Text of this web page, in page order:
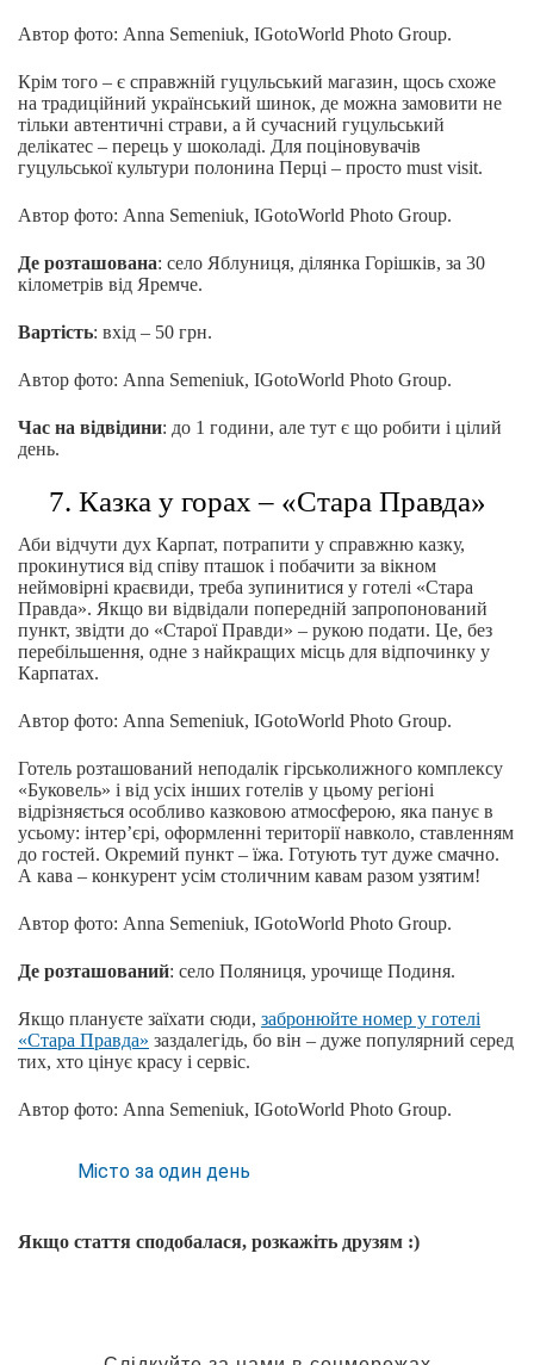
Автор фото: Anna Semeniuk, IGotoWorld Photo Group.
Крім того – є справжній гуцульський магазин, щось схоже
на традиційний український шинок, де можна замовити не
тільки автентичні страви, а й сучасний гуцульський
делікатес – перець у шоколаді. Для поціновувачів
гуцульської культури полонина Перці – просто must visit.
Автор фото: Anna Semeniuk, IGotoWorld Photo Group.
Де розташована: село Яблуниця, ділянка Горішків, за 30
кілометрів від Яремче.
Вартість: вхід – 50 грн.
Автор фото: Anna Semeniuk, IGotoWorld Photo Group.
Час на відвідини: до 1 години, але тут є що робити і цілий
день.
7. Казка у горах – «Стара Правда»
Аби відчути дух Карпат, потрапити у справжню казку,
прокинутися від співу пташок і побачити за вікном
неймовірні краєвиди, треба зупинитися у готелі «Стара
Правда». Якщо ви відвідали попередній запропонований
пункт, звідти до «Старої Правди» – рукою подати. Це, без
перебільшення, одне з найкращих місць для відпочинку у
Карпатах.
Автор фото: Anna Semeniuk, IGotoWorld Photo Group.
Готель розташований неподалік гірськолижного комплексу
«Буковель» і від усіх інших готелів у цьому регіоні
відрізняється особливо казковою атмосферою, яка панує в
усьому: інтер’єрі, оформленні території навколо, ставленням
до гостей. Окремий пункт – їжа. Готують тут дуже смачно.
А кава – конкурент усім столичним кавам разом узятим!
Автор фото: Anna Semeniuk, IGotoWorld Photo Group.
Де розташований: село Поляниця, урочище Подиня.
Якщо плануєте заїхати сюди, забронюйте номер у готелі
«Стара Правда» заздалегідь, бо він – дуже популярний серед
тих, хто цінує красу і сервіс.
Автор фото: Anna Semeniuk, IGotoWorld Photo Group.
Місто за один день
Якщо стаття сподобалася, розкажіть друзям :)